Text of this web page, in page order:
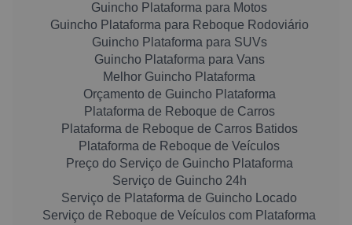
Guincho Plataforma para Motos
Guincho Plataforma para Reboque Rodoviário
Guincho Plataforma para SUVs
Guincho Plataforma para Vans
Melhor Guincho Plataforma
Orçamento de Guincho Plataforma
Plataforma de Reboque de Carros
Plataforma de Reboque de Carros Batidos
Plataforma de Reboque de Veículos
Preço do Serviço de Guincho Plataforma
Serviço de Guincho 24h
Serviço de Plataforma de Guincho Locado
Serviço de Reboque de Veículos com Plataforma